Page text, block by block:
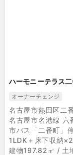
ハーモニーテラス
オーナーチェンジ
名古屋市熱田区二
名古屋市名港線 六
市バス「二番町」
1LDK＋床下収納
建物197.82㎡ /